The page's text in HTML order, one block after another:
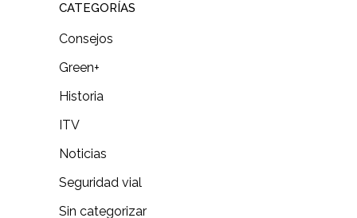
CATEGORÍAS
Consejos
Green+
Historia
ITV
Noticias
Seguridad vial
Sin categorizar